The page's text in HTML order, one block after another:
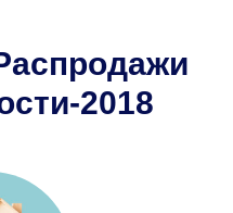
2018